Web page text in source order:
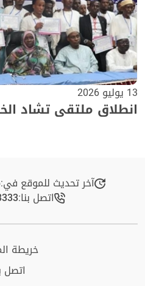
13 يوليو 2026
انطلاق ملتقى تشاد
آخر تحديث للموقع في:
اتصل بنا:
خريطة
اتصل